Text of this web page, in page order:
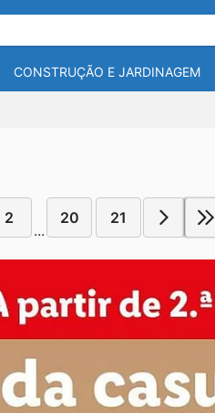
CONSTRUÇÃO E JARDINAGEM
2
...
20 21